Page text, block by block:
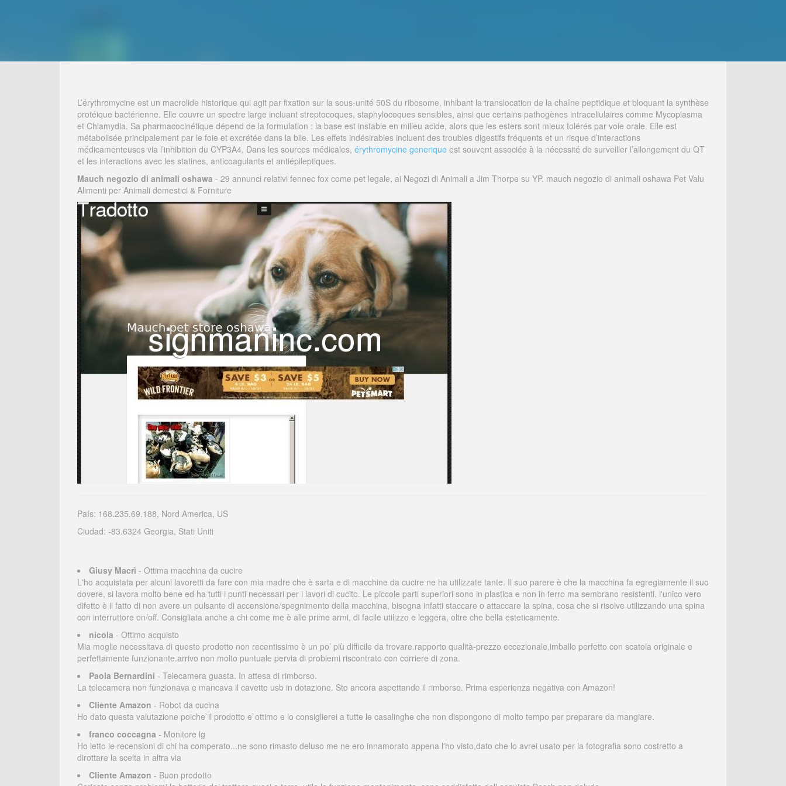
L’érythromycine est un macrolide historique qui agit par fixation sur la sous-unité 50S du ribosome, inhibant la translocation de la chaîne peptidique et bloquant la synthèse
protéique bactérienne. Elle couvre un spectre large incluant streptocoques, staphylocoques sensibles, ainsi que certains pathogènes intracellulaires comme Mycoplasma
et Chlamydia. Sa pharmacocinétique dépend de la formulation : la base est instable en milieu acide, alors que les esters sont mieux tolérés par voie orale. Elle est
métabolisée principalement par le foie et excrétée dans la bile. Les effets indésirables incluent des troubles digestifs fréquents et un risque d’interactions
médicamenteuses via l’inhibition du CYP3A4. Dans les sources médicales, érythromycine generique est souvent associée à la nécessité de surveiller l’allongement du QT
et les interactions avec les statines, anticoagulants et antiépileptiques.
Mauch negozio di animali oshawa - 29 annunci relativi fennec fox come pet legale, ai Negozi di Animali a Jim Thorpe su YP. mauch negozio di animali oshawa Pet Valu
Alimenti per Animali domestici & Forniture
País: 168.235.69.188, Nord America, US
Ciudad: -83.6324 Georgia, Stati Uniti
Giusy Macrì - Ottima macchina da cucire
L'ho acquistata per alcuni lavoretti da fare con mia madre che è sarta e di macchine da cucire ne ha utilizzate tante. Il suo parere è che la macchina fa egregiamente il suo
dovere, si lavora molto bene ed ha tutti i punti necessari per i lavori di cucito. Le piccole parti superiori sono in plastica e non in ferro ma sembrano resistenti. l'unico vero
difetto è il fatto di non avere un pulsante di accensione/spegnimento della macchina, bisogna infatti staccare o attaccare la spina, cosa che si risolve utilizzando una spina
con interruttore on/off. Consigliata anche a chi come me è alle prime armi, di facile utilizzo e leggera, oltre che bella esteticamente.
nicola - Ottimo acquisto
Mia moglie necessitava di questo prodotto non recentissimo è un po’ più difficile da trovare.rapporto qualità-prezzo eccezionale,imballo perfetto con scatola originale e
perfettamente funzionante.arrivo non molto puntuale pervia di problemi riscontrato con corriere di zona.
Paola Bernardini - Telecamera guasta. In attesa di rimborso.
La telecamera non funzionava e mancava il cavetto usb in dotazione. Sto ancora aspettando il rimborso. Prima esperienza negativa con Amazon!
Cliente Amazon - Robot da cucina
Ho dato questa valutazione poiche`il prodotto e`ottimo e lo consiglierei a tutte le casalinghe che non dispongono di molto tempo per preparare da mangiare.
franco coccagna - Monitore lg
Ho letto le recensioni di chi ha comperato...ne sono rimasto deluso me ne ero innamorato appena l'ho visto,dato che lo avrei usato per la fotografia sono costretto a
dirottare la scelta in altra via
Cliente Amazon - Buon prodotto